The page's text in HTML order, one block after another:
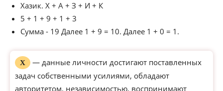
Хазик. Х + А + З + И + К
5 + 1 + 9 + 1 + 3
Сумма - 19 Далее 1 + 9 = 10. Далее 1 + 0 = 1.
Х
— данные личности достигают поставленных
задач собственными усилиями, обладают
авторитетом, независимостью, воспринимают